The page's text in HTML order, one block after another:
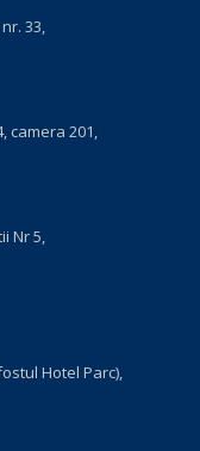
33,
camera 201,
Nr 5,
Hotel Parc),